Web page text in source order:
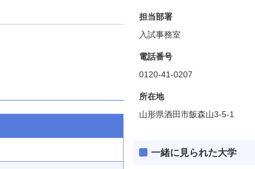
担当部署
入試事務室
電話番号
0120-41-0207
所在地
山形県酒田市飯森山3-5-1
一緒に見られた大学